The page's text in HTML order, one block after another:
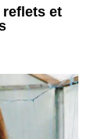
et